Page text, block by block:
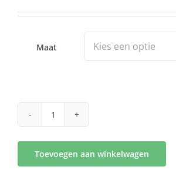
Maat
neckprotector
Toevoegen aan winkelwagen